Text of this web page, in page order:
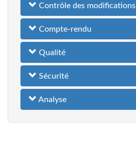
Contrôle des modifications
Compte-rendu
Qualité
Sécurité
Analyse